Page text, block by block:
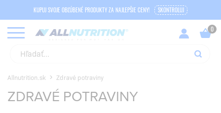
KUPUJ SVOJE OBĽÚBENÉ PRODUKTY ZA NAJLEPŠIE CENY! SKONTROLUJ
Allnutrition.sk Zdravé potraviny
ZDRAVÉ POTRAVINY